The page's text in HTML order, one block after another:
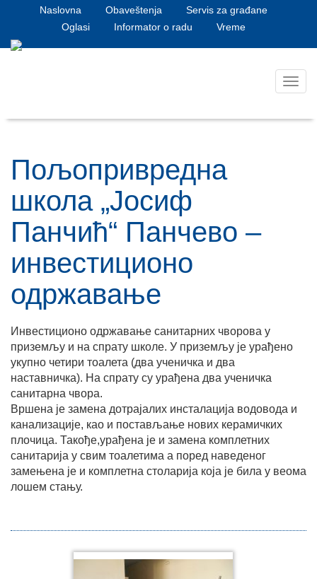
Naslovna Obaveštenja
Servis za građane
Oglasi
Informator o radu Vreme
Пољопривредна
школа „Јосиф
Панчић“ Панчево –
инвестиционо
одржавање
Инвестиционо одржавање санитарних чворова у
приземљу и на спрату школе. У приземљу је урађено
укупно четири тоалета (два ученичка и два
наставничка). На спрату су урађена два ученичка
санитарна чвора.
Вршена је замена дотрајалих инсталација водовода и
канализације, као и постављање нових керамичких
плочица. Такође,урађена је и замена комплетних
санитарија у свим тоалетима а поред наведеног
замењена је и комплетна столарија која је била у веома
лошем стању.